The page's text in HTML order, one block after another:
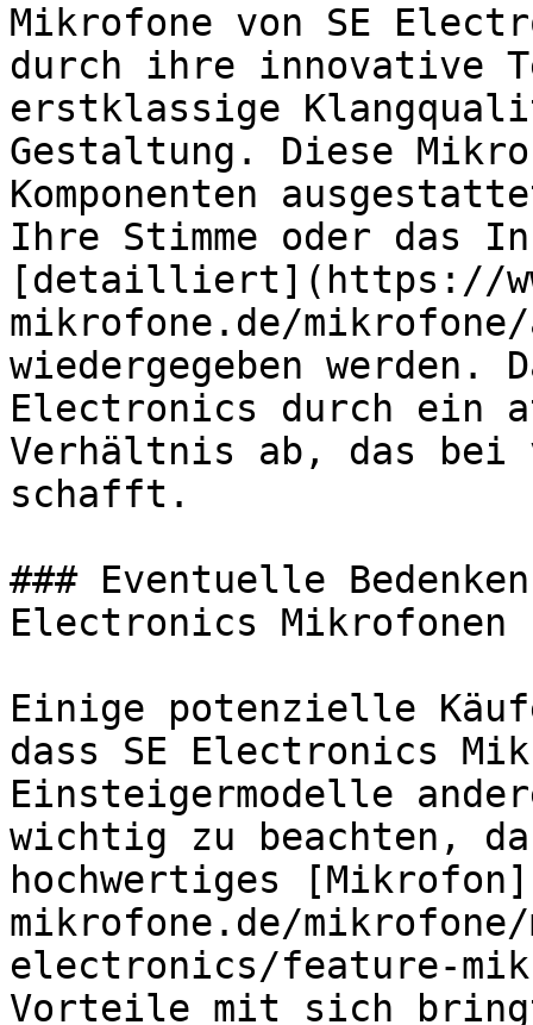
Mikrofone von SE
durch ihre innovative
erstklassige
Gestaltung. Diese
Komponenten
Ihre Stimme oder das
[detailliert](https://
mikrofone.de/
wiedergegeben werden.
Electronics durch ein
Verhältnis ab, das bei
schafft.
### Eventuelle
Electronics Mikrofonen
Einige potenzielle
dass SE Electronics
Einsteigermodelle
wichtig zu beachten,
hochwertiges
mikrofone.de/mikrofone/
electronics/feature-
Vorteile mit sich